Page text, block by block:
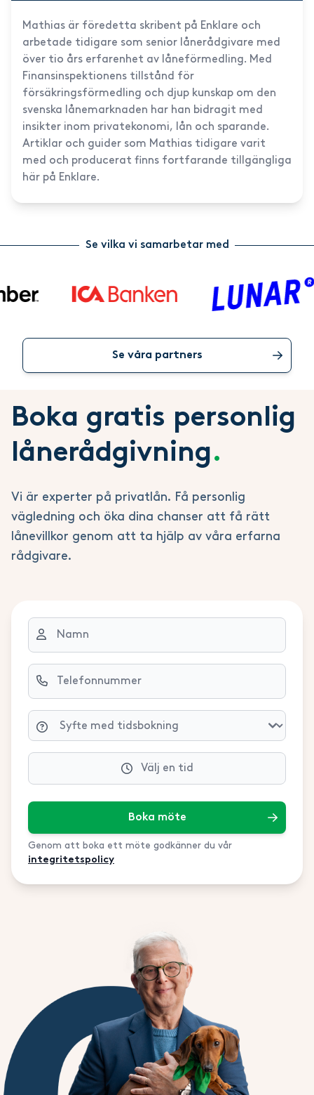
Mathias är föredetta skribent på Enklare och
arbetade tidigare som senior lånerådgivare med
över tio års erfarenhet av låneförmedling. Med
Finansinspektionens tillstånd för
försäkringsförmedling och djup kunskap om den
svenska lånemarknaden har han bidragit med
insikter inom privatekonomi, lån och sparande.
Artiklar och guider som Mathias tidigare varit
med och producerat finns fortfarande tillgängliga
här på Enklare.
Se vilka vi samarbetar med
Se våra partners
Boka gratis personlig
lånerådgivning.
Vi är experter på privatlån. Få personlig
vägledning och öka dina chanser att få rätt
lånevillkor genom att ta hjälp av våra erfarna
rådgivare.
Välj en tid
Boka möte
Genom att boka ett möte godkänner du vår
integritetspolicy